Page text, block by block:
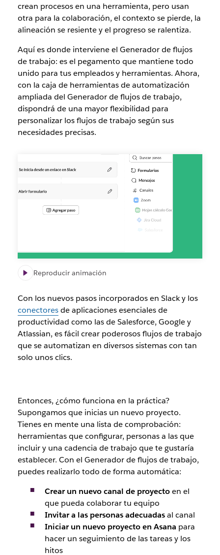
crean procesos en una herramienta, pero usan
otra para la colaboración, el contexto se pierde, la
alineación se resiente y el progreso se ralentiza.
Aquí es donde interviene el Generador de flujos
de trabajo: es el pegamento que mantiene todo
unido para tus empleados y herramientas. Ahora,
con la caja de herramientas de automatización
ampliada del Generador de flujos de trabajo,
dispondrá de una mayor flexibilidad para
personalizar los flujos de trabajo según sus
necesidades precisas.
herramientas
el
sin
de
código
Reproducir animación
Con los nuevos pasos incorporados en Slack y los
conectoresde aplicaciones esenciales de
productividad como las de Salesforce, Google y
Atlassian, es fácil crear poderosos flujos de trabajo
que se automatizan en diversos sistemas con tan
solo unos clics.
Entonces, ¿cómo funciona en la práctica?
Supongamos que inicias un nuevo proyecto.
Tienes en mente una lista de comprobación:
herramientas que configurar, personas a las que
incluir y una cadencia de trabajo que te gustaría
establecer. Con el Generador de flujos de trabajo,
puedes realizarlo todo de forma automática:
Crear un nuevo canal de proyectoen el
que pueda colaborar tu equipo
Invitar a las personas adecuadasal canal
Iniciar un nuevo proyecto en Asana para
hacer un seguimiento de las tareas y los
hitos